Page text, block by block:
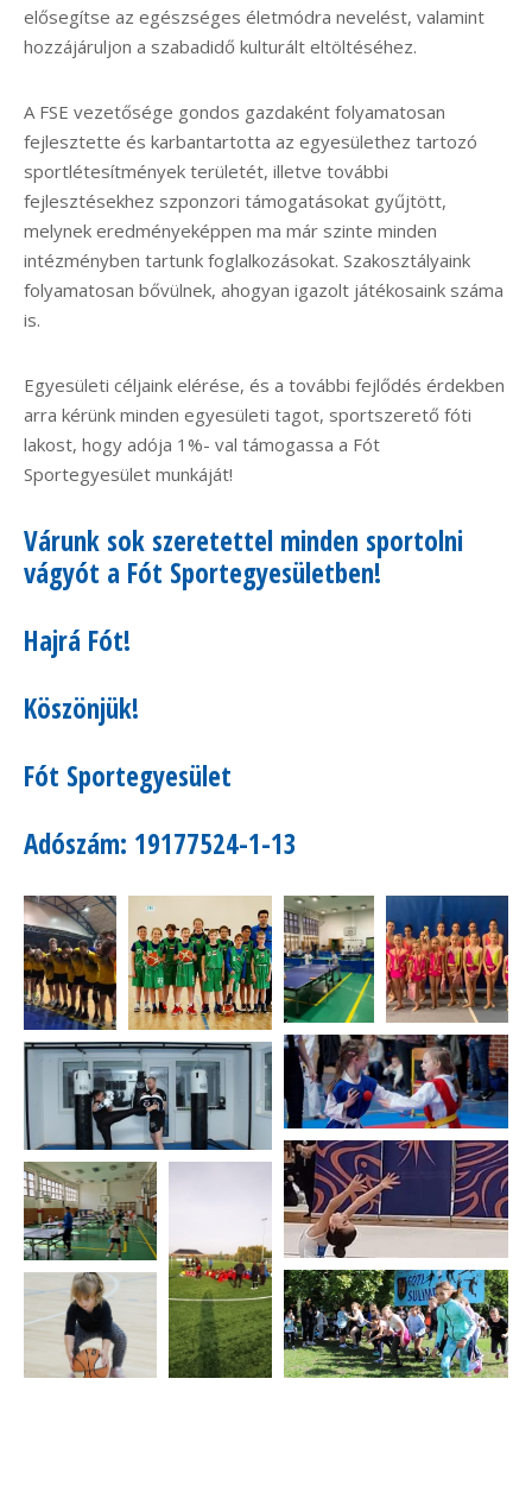
elősegítse az egészséges életmódra nevelést, valamint
hozzájáruljon a szabadidő kulturált eltöltéséhez.
A FSE vezetősége gondos gazdaként folyamatosan
fejlesztette és karbantartotta az egyesülethez tartozó
sportlétesítmények területét, illetve további
fejlesztésekhez szponzori támogatásokat gyűjtött,
melynek eredményeképpen ma már szinte minden
intézményben tartunk foglalkozásokat. Szakosztályaink
folyamatosan bővülnek, ahogyan igazolt játékosaink száma
is.
Egyesületi céljaink elérése, és a további fejlődés érdekben
arra kérünk minden egyesületi tagot, sportszerető fóti
lakost, hogy adója 1%- val támogassa a Fót
Sportegyesület munkáját!
Várunk sok szeretettel minden sportolni
vágyót a Fót Sportegyesületben!
Hajrá Fót!
Köszönjük!
Fót Sportegyesület
Adószám: 19177524-1-13